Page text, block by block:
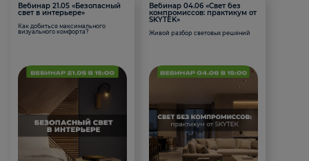
Вебинар 21.05 «Безопасный
свет в интерьере»
Как добиться максимального
визуального комфорта?
Вебинар 04.06 «Свет без
компромиссов: практикум от
SKYTEK»
Живой разбор световых решений